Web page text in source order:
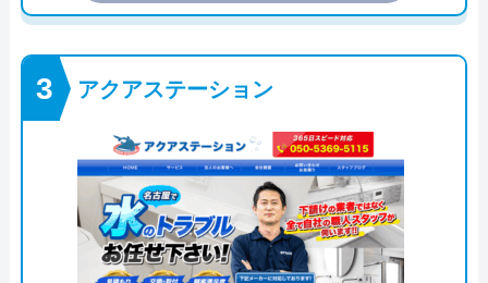
アクアステーション